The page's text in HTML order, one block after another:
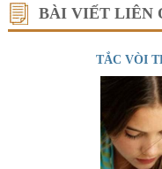
BÀI VIẾT LIÊN
TẮC VÒI